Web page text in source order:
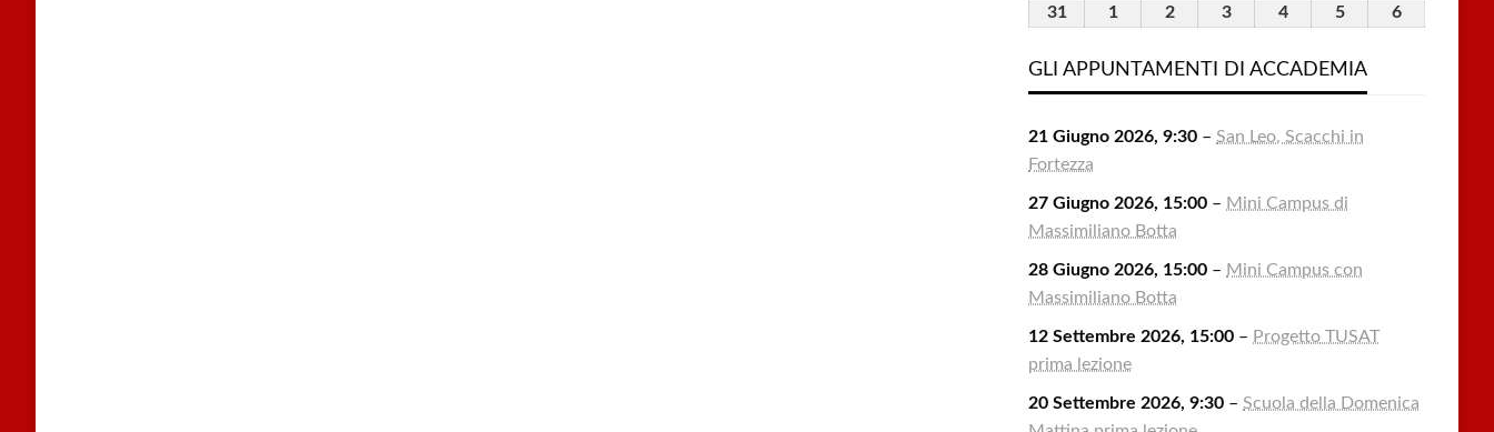
Agosto
Agosto
Agosto
Agosto
Agosto
Agosto
3131
2026
11
2026
22
2026
33
2026
44
2026
55
2026
66
GLI APPUNTAMENTI DI ACCADEMIA
21 Giugno 2026, 9:30 –San Leo, Scacchi in
Fortezza
27 Giugno 2026, 15:00 – Mini Campus di
Massimiliano Botta
28 Giugno 2026, 15:00 – Mini Campus con
Massimiliano Botta
12 Settembre 2026, 15:00 – Progetto TUSAT
prima lezione
20 Settembre 2026, 9:30 –Scuola della Domenica